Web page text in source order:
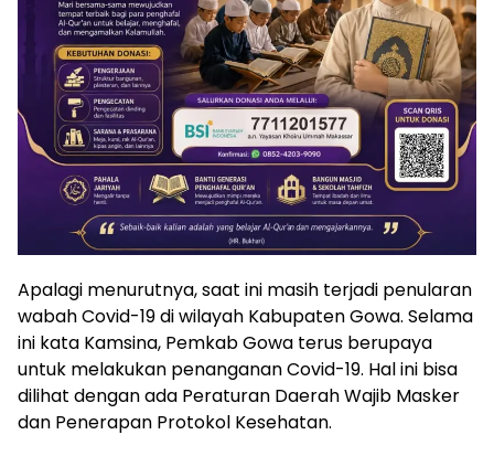
Apalagi menurutnya, saat ini masih terjadi penularan
wabah Covid-19 di wilayah Kabupaten Gowa. Selama
ini kata Kamsina, Pemkab Gowa terus berupaya
untuk melakukan penanganan Covid-19. Hal ini bisa
dilihat dengan ada Peraturan Daerah Wajib Masker
dan Penerapan Protokol Kesehatan.